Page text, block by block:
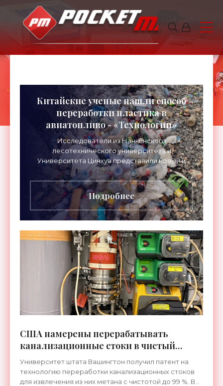
Китайские ученые нашли способ
переработки пластика в
авиатопливо - «Технологии»
Исследователи из Нанкинского
лесотехнического университета и
Университета Цинхуа представили новый и
очень эффективный способ переработки
пластикового мусора в топливо. Что,
потенциально,
Подробнее
США намерены перерабатывать
канализационные стоки в чистый
метан - «Технологии»
Университет штата Вашингтон получил патент на
технологию переработки канализационных стоков
для извлечения из них метана с чистотой до 99 %. В